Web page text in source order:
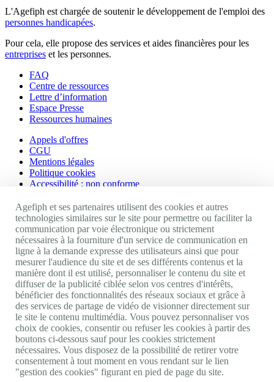
L'Agefiph est chargée de soutenir le développement de l'emploi des
personnes handicapées.
Pour cela, elle propose des services et aides financières pour les
entreprises et les personnes.
FAQ
Centre de ressources
Lettre d’information
Espace Presse
Ressources humaines
Appels d'offres
CGU
Mentions légales
Politique cookies
Accessibilité : non conforme
Nos autres sites
Site portail Agefiph
Activateur de progrès
Handinnov
Innovation et recherche
Université du RRH
Service AppuiPro
Nous suivre
Youtube
Linkedin
Facebook
Twitter
Agefiph et ses partenaires utilisent des cookies et autres
technologies similaires sur le site pour permettre ou faciliter la
communication par voie électronique ou strictement
nécessaires à la fourniture d'un service de communication en
ligne à la demande expresse des utilisateurs ainsi que pour
mesurer l'audience du site et de ses différents contenus et la
manière dont il est utilisé, personnaliser le contenu du site et
diffuser de la publicité ciblée selon vos centres d'intérêts,
bénéficier des fonctionnalités des réseaux sociaux et grâce à
des services de partage de vidéo de visionner directement sur
le site le contenu multimédia. Vous pouvez personnaliser vos
choix de cookies, consentir ou refuser les cookies à partir des
boutons ci-dessous sauf pour les cookies strictement
nécessaires. Vous disposez de la possibilité de retirer votre
consentement à tout moment en vous rendant sur le lien
"gestion des cookies" figurant en pied de page du site.